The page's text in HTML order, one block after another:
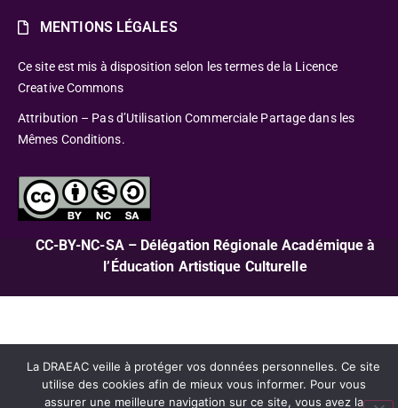
MENTIONS LÉGALES
Ce site est mis à disposition selon les termes de la Licence
Creative Commons
Attribution – Pas d’Utilisation Commerciale Partage dans les
Mêmes Conditions.
CC-BY-NC-SA – Délégation Régionale Académique à
l’Éducation Artistique Culturelle
La DRAEAC veille à protéger vos données personnelles. Ce site
utilise des cookies afin de mieux vous informer. Pour vous
assurer une meilleure navigation sur ce site, vous avez la